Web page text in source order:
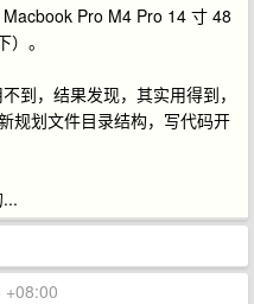
Pro M4 Pro 14 寸 48
。
到，结果发现，其实用得到，
规划文件目录结构，写代码开